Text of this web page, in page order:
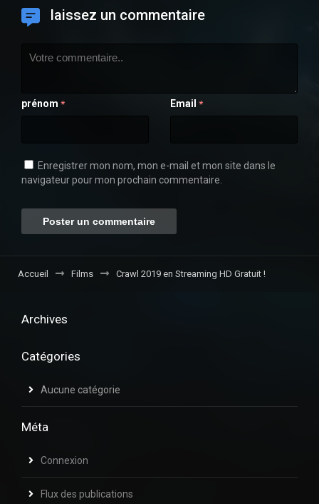
laissez un commentaire
prénom * Email *
Enregistrer mon nom, mon e-mail et mon site dans le
navigateur pour mon prochain commentaire.
Accueil Films Crawl 2019 en Streaming HD Gratuit !
Archives
Catégories
Aucune catégorie
Méta
Connexion
Flux des publications